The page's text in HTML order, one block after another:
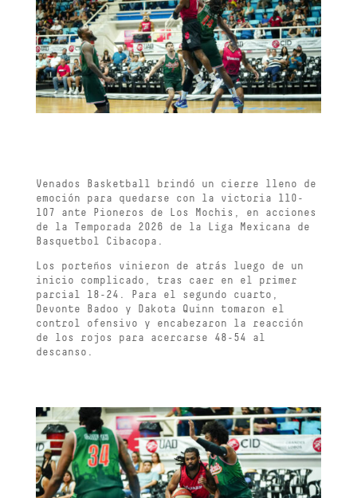
Venados Basketball brindó un cierre lleno de
emoción para quedarse con la victoria 110-
107 ante Pioneros de Los Mochis, en acciones
de la Temporada 2026 de la Liga Mexicana de
Basquetbol Cibacopa.
Los porteños vinieron de atrás luego de un
inicio complicado, tras caer en el primer
parcial 18-24. Para el segundo cuarto,
Devonte Badoo y Dakota Quinn tomaron el
control ofensivo y encabezaron la reacción
de los rojos para acercarse 48-54 al
descanso.